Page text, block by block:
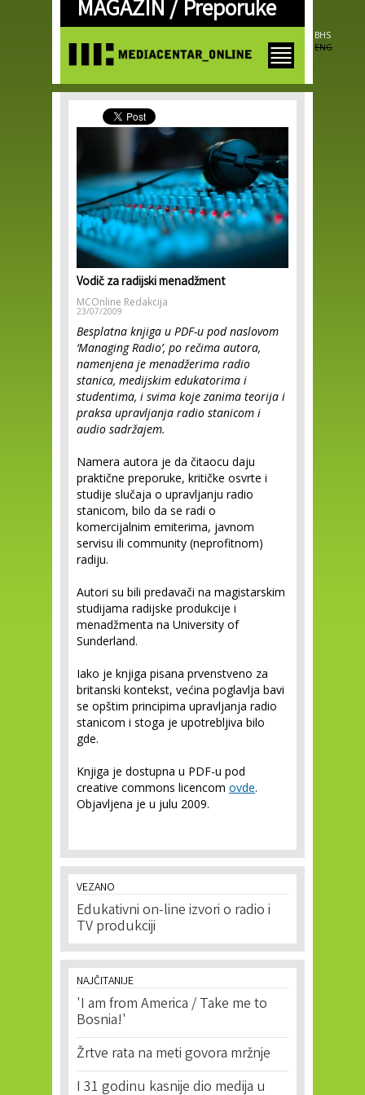
Skip to
main
MAGAZIN /Preporuke
BHS
ENG
Vodič za radijski menadžment
MCOnline Redakcija
23/07/2009
Besplatna knjiga u PDF-u pod naslovom
‘Managing Radio’, po rečima autora,
namenjena je menadžerima radio
stanica, medijskim edukatorima i
studentima, i svima koje zanima teorija i
praksa upravljanja radio stanicom i
audio sadržajem.
Namera autora je da čitaocu daju
praktične preporuke, kritičke osvrte i
studije slučaja o upravljanju radio
stanicom, bilo da se radi o
komercijalnim emiterima, javnom
servisu ili community (neprofitnom)
radiju.
Autori su bili predavači na magistarskim
studijama radijske produkcije i
menadžmenta na University of
Sunderland.
Iako je knjiga pisana prvenstveno za
britanski kontekst, većina poglavlja bavi
se opštim principima upravljanja radio
stanicom i stoga je upotrebljiva bilo
gde.
Knjiga je dostupna u PDF-u pod
creative commons licencom ovde.
Objavljena je u julu 2009.
VEZANO
Edukativni on-line izvori o radio i
TV produkciji
NAJČITANIJE
'I am from America / Take me to
Bosnia!'
Žrtve rata na meti govora mržnje
I 31 godinu kasnije dio medija u